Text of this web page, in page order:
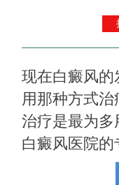
现在白癜风
用那种方式
治疗是最为多
白癜风医院的